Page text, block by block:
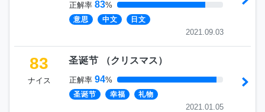
正解率 83%
意思 中文 日文
2021.09.03
83
ナイス
圣诞节 （クリスマス）
正解率 94%
圣诞节 幸福 礼物
2021.01.05